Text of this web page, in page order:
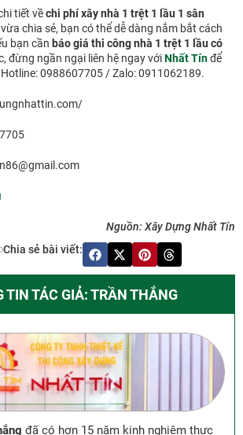
tiết vềchi phí xây nhà 1 trệt 1 lầu 1 sân
vừa chia sẻ, bạn có thể dễ dàng nắm bắt cách
bạn cần báo giá thi công nhà 1 trệt 1 lầu có
đừng ngần ngại liên hệ ngay vớiNhất Tínđể
0988607705 / Zalo: 0911062189.
Nguồn: Xây Dựng Nhất Tín
Chia sẻ bài viết:
TIN TÁC GIẢ: TRẦN THẮNG
đã có hơn 15 năm kinh nghiệm thực